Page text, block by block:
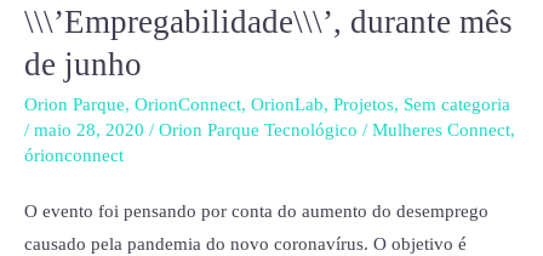
\\\’Empregabilidade\\\’, durante mês
de junho
Orion Parque, OrionConnect, OrionLab, Projetos, Sem categoria
/ maio 28, 2020 / Orion Parque Tecnológico / Mulheres Connect,
órionconnect
O evento foi pensando por conta do aumento do desemprego
causado pela pandemia do novo coronavírus. O objetivo é
Orion
Parque,
promove
on-
sobre
\\\’Empregabilidade\\\’,